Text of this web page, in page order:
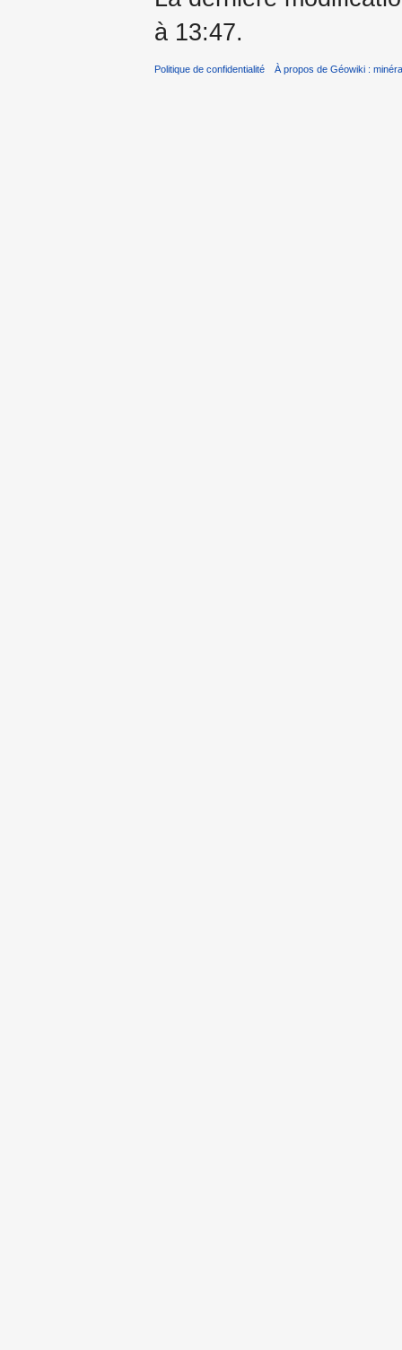
à 13:47.
Politique de confidentialité À propos de Géowiki :